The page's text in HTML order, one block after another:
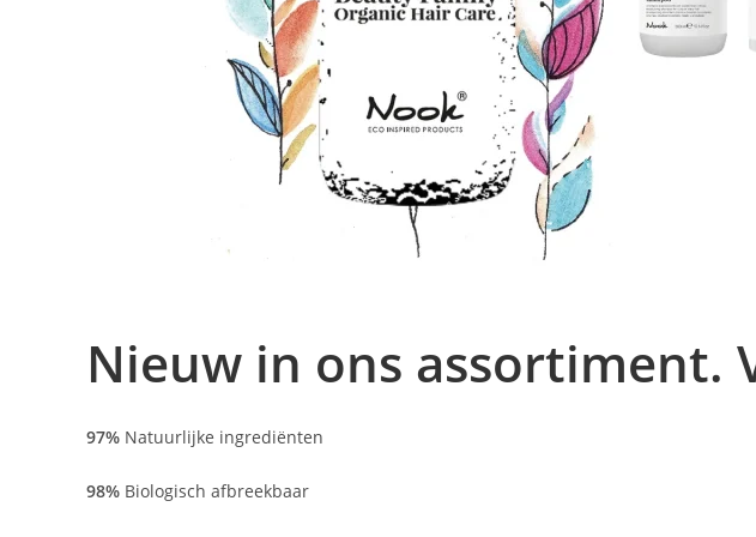
Nieuw in ons assortiment.
97% Natuurlijke ingrediënten
98% Biologisch afbreekbaar